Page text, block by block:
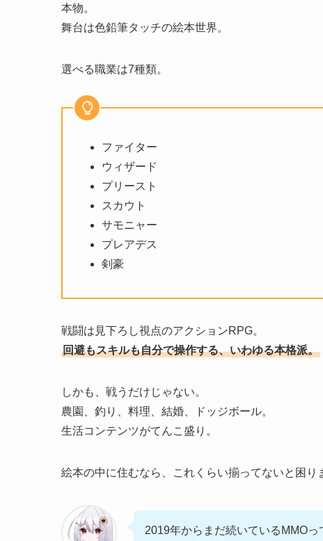
本物。
舞台は色鉛筆タッチの絵本世界。
選べる職業は7種類。
ファイター
ウィザード
プリースト
スカウト
サモニャー
プレアデス
剣豪
戦闘は見下ろし視点のアクションRPG。
回避もスキルも自分で操作する、いわゆる本格派。
しかも、戦うだけじゃない。
農園、釣り、料理、結婚、ドッジボール。
生活コンテンツがてんこ盛り。
絵本の中に住むなら、これくらい揃ってないと困り
2019年からまだ続いているMMO